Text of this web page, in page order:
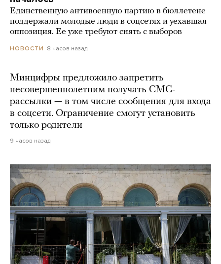
Единственную антивоенную партию в бюллетене
поддержали молодые люди в соцсетях и уехавшая
оппозиция. Ее уже требуют снять с выборов
НОВОСТИ 8 часов назад
Минцифры предложило запретить
несовершеннолетним получать СМС-
рассылки — в том числе сообщения для входа
в соцсети. Ограничение смогут установить
только родители
9 часов назад